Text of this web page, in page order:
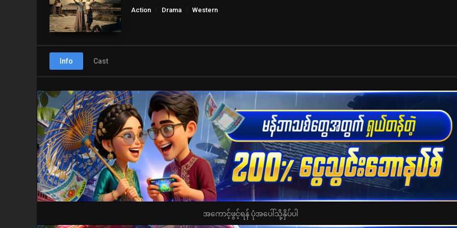
Action Drama Western
Info Cast
အကောင့်ဖွင့်ရန် ပုံအပေါ်သို့နှိပ်ပါ